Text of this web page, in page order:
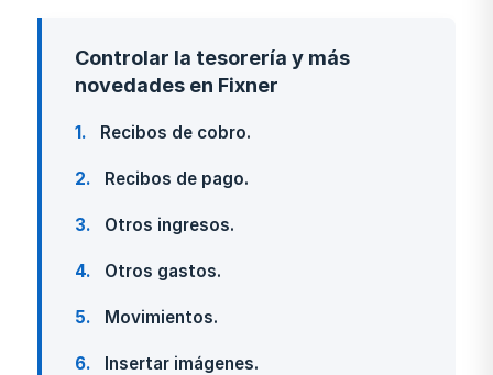
Controlar la tesorería y más
novedades en Fixner
1 Recibos de cobro.
2 Recibos de pago.
3 Otros ingresos.
4 Otros gastos.
5 Movimientos.
6 Insertar imágenes.